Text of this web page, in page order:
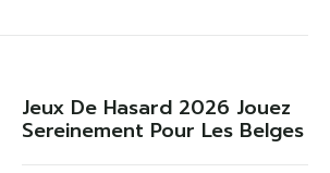
Jeux De Hasard 2026 Jouez
Sereinement Pour Les Belges